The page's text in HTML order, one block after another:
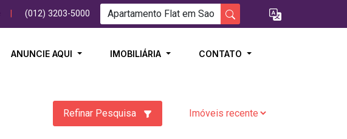
(012) 3203-5000
ANUNCIE AQUI IMOBILIÁRIA CONTATO
Refinar Pesquisa